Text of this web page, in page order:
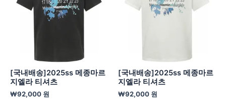
[국내배송]2025ss 메종마르
지엘라 티셔츠
₩92,000 원
[국내배송]2025ss 메종마르
지엘라 티셔츠
₩92,000 원